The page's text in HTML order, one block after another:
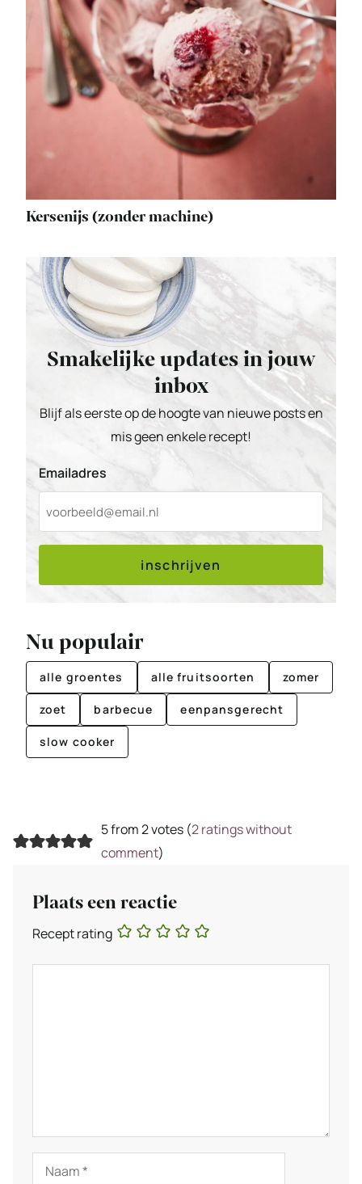
Kersenijs (zonder machine)
Smakelijke updates in jouw
inbox
Blijf als eerste op de hoogte van nieuwe posts en
mis geen enkele recept!
Emailadres
inschrijven
Nu populair
alle groentes alle fruitsoorten zomer
zoet barbecue eenpansgerecht
slow cooker
5 from 2 votes (2 ratings without
comment)
Plaats een reactie
Recept rating
Naam